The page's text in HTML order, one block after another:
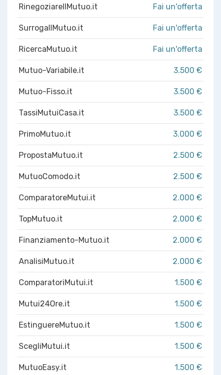
RinegoziareIlMutuo.it Fai un'offerta
SurrogaIlMutuo.it Fai un'offerta
RicercaMutuo.it Fai un'offerta
Mutuo-Variabile.it 3.500 €
Mutuo-Fisso.it 3.500 €
TassiMutuiCasa.it 3.500 €
PrimoMutuo.it 3.000 €
PropostaMutuo.it 2.500 €
MutuoComodo.it 2.500 €
ComparatoreMutui.it 2.000 €
TopMutuo.it 2.000 €
Finanziamento-Mutuo.it 2.000 €
AnalisiMutuo.it 2.000 €
ComparatoriMutui.it 1.500 €
Mutui24Ore.it 1.500 €
EstinguereMutuo.it 1.500 €
ScegliMutui.it 1.500 €
MutuoEasy.it 1.500 €